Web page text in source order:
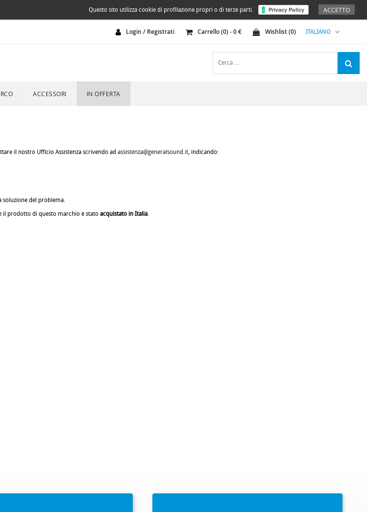
ACCETTO
Questo sito utilizza cookie di profilazione propri o di terze parti.
ITALIANO
Login / Registrati Carrello (0) -0€ Wishlist (0)
ACCESSORI IN OFFERTA
il nostro Ufficio Assistenza scrivendo ad assistenza@generalsound.it, indicando:
soluzione del problema.
il prodotto di questo marchio è stato acquistato in Italia.